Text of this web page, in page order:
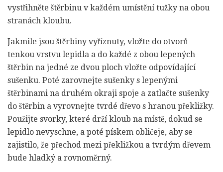
vystřihněte štěrbinu v každém umístění tužky na obou
stranách kloubu.
Jakmile jsou štěrbiny vyříznuty, vložte do otvorů
tenkou vrstvu lepidla a do každé z obou lepených
štěrbin na jedné ze dvou ploch vložte odpovídající
sušenku. Poté zarovnejte sušenky s lepenými
štěrbinami na druhém okraji spoje a zatlačte sušenky
do štěrbin a vyrovnejte tvrdé dřevo s hranou překližky.
Použijte svorky, které drží kloub na místě, dokud se
lepidlo nevyschne, a poté pískem obličeje, aby se
zajistilo, že přechod mezi překližkou a tvrdým dřevem
bude hladký a rovnoměrný.